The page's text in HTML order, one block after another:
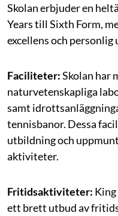
Skolan erbjuder en
Years till Sixth Form,
excellens och personlig
Faciliteter:Skolan har
naturvetenskapliga
samt
tennisbanor. Dessa
utbildning och
aktiviteter.
Fritidsaktiviteter:
ett brett utbud av